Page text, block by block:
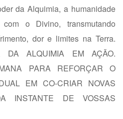
da Alquimia, a humanidade
o Divino, transmutando
dor e limites na Terra.
ALQUIMIA EM AÇÃO.
PARA REFORÇAR O
EM CO-CRIAR NOVAS
INSTANTE DE VOSSAS